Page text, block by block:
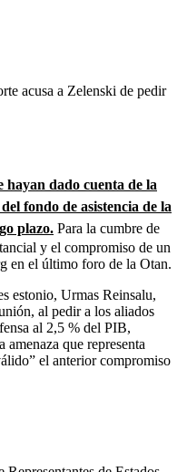
acusa a Zelenski de pedir
hayan dado cuenta de la
fondo de asistencia de la
plazo. Para la cumbre de
y el compromiso de un
en el último foro de la Otan.
estonio, Urmas Reinsalu,
al pedir a los aliados
al 2,5 % del PIB,
que representa
el anterior compromiso